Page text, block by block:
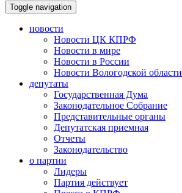
Toggle navigation
новости
Новости ЦК КПРФ
Новости в мире
Новости в России
Новости Вологодской области
депутаты
Государственная Дума
Законодательное Собрание
Представительные органы
Депутатская приемная
Отчеты
Законодательство
о партии
Лидеры
Партия действует